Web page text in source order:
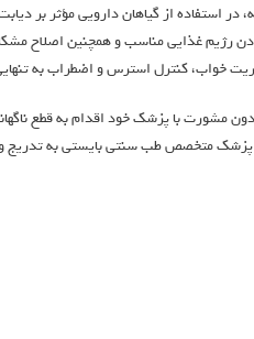
در استفاده از گیاهان دارویی مؤثر بر
رژیم غذایی مناسب و همچنین اصلاح
خواب، کنترل استرس و اضطراب به
مشورت با پزشک خود اقدام به قطع
پزشک متخصص طب سنتی بایستی به تدریج